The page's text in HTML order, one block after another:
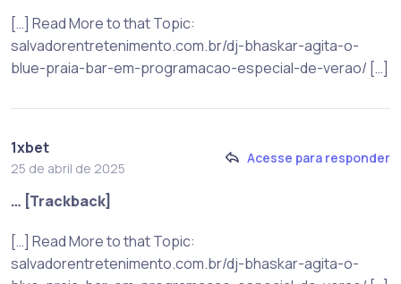
[…] Read More to that Topic:
salvadorentretenimento.com.br/dj-bhaskar-agita-o-
blue-praia-bar-em-programacao-especial-de-verao/ […]
1xbet
25 de abril de 2025
Acesse para responder
… [Trackback]
[…] Read More to that Topic:
salvadorentretenimento.com.br/dj-bhaskar-agita-o-